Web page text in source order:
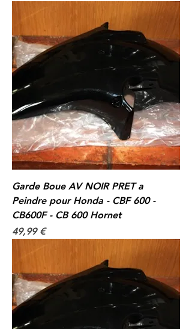
Garde Boue AV NOIR PRET a
Peindre pour Honda - CBF 600 -
CB600F - CB 600 Hornet
Prix
49,99 €